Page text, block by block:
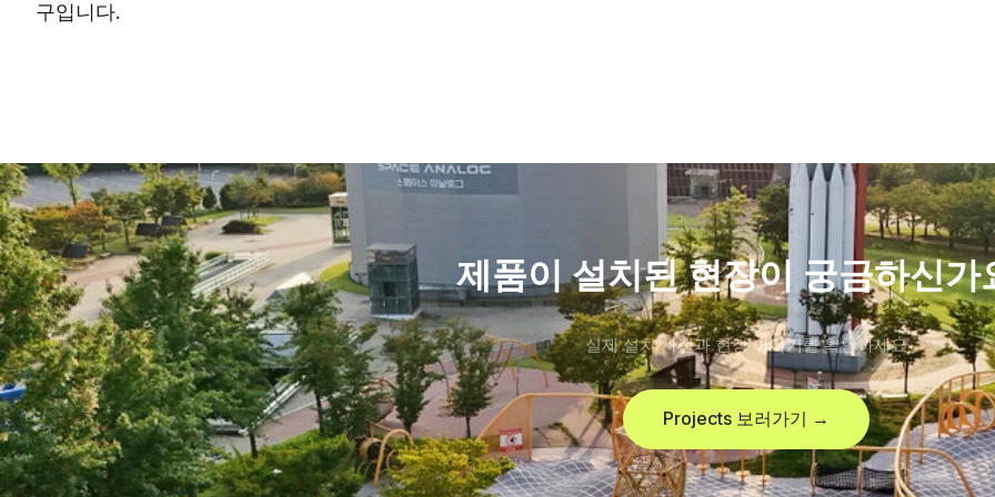
구입니다.
제품이 설치된 현장이 궁금하신가
실제 설치 사진과 현장 이야기를 확인하세요
Projects 보러가기 →